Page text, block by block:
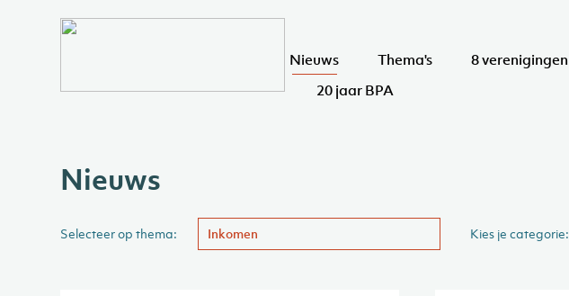
Nieuws Thema's 8 verenigingen
20 jaar BPA
Nieuws
Selecteer op thema: Inkomen Kies je categorie: